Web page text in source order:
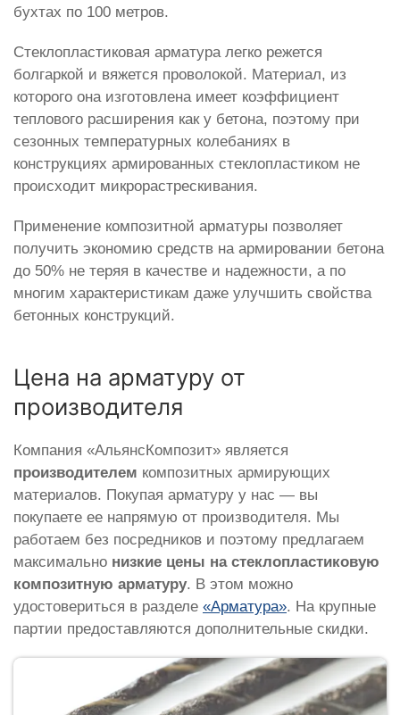
бухтах по 100 метров.
Стеклопластиковая арматура легко режется
болгаркой и вяжется проволокой. Материал, из
которого она изготовлена имеет коэффициент
теплового расширения как у бетона, поэтому при
сезонных температурных колебаниях в
конструкциях армированных стеклопластиком не
происходит микрорастрескивания.
Применение композитной арматуры позволяет
получить экономию средств на армировании бетона
до 50% не теряя в качестве и надежности, а по
многим характеристикам даже улучшить свойства
бетонных конструкций.
Цена на арматуру от
производителя
Компания «АльянсКомпозит» является
производителем композитных армирующих
материалов. Покупая арматуру у нас — вы
покупаете ее напрямую от производителя. Мы
работаем без посредников и поэтому предлагаем
максимально низкие цены на стеклопластиковую
композитную арматуру. В этом можно
удостовериться в разделе «Арматура». На крупные
партии предоставляются дополнительные скидки.